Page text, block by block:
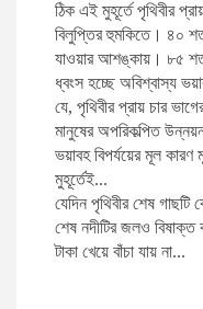
ঠিক এই মুহূর্তে পৃথিবীর
বিলুপ্তির হুমকিতে। ৪০
যাওয়ার আশঙ্কায়। ৮৫
ধ্বংস হচ্ছে অবিশ্বাস্য
যে, পৃথিবীর প্রায় চার
মানুষের অপরিকল্পিত
ভয়াবহ বিপর্যয়ের মূল
মুহূর্তেই...
যেদিন পৃথিবীর শেষ গাছটি
শেষ নদীটির জলও
টাকা খেয়ে বাঁচা যায় না...